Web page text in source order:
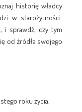
historię władcy
w starożytności.
i sprawdź, czy tym
od źródła swojego
roku życia.